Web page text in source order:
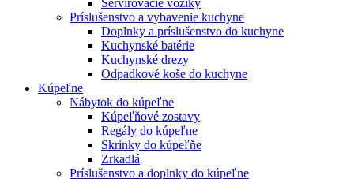
Príslušenstvo a vybavenie kuchyne
Doplnky a príslušenstvo do kuchyne
Kuchynské batérie
Kuchynské drezy
Odpadkové koše do kuchyne
Kúpeľne
Nábytok do kúpeľne
Kúpeľňové zostavy
Regály do kúpeľne
Skrinky do kúpeľňe
Zrkadlá
Príslušenstvo a doplnky do kúpeľne